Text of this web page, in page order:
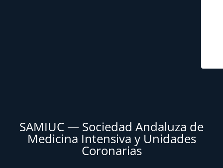
SAMIUC — Sociedad Andaluza de
Medicina Intensiva y Unidades
Coronarias